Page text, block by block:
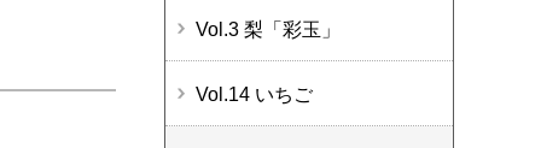
Vol.3 梨「彩玉」
Vol.14 いちご